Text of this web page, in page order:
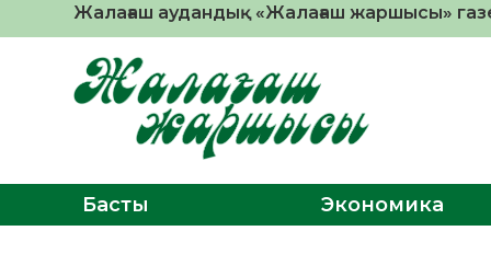
Жалағаш аудандық «Жалағаш жаршысы»
Басты Экономика